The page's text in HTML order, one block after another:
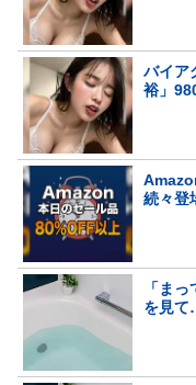
バイア
裕」
続々登
「ま
を見